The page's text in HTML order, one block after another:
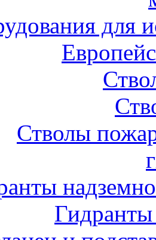
для
Стволы